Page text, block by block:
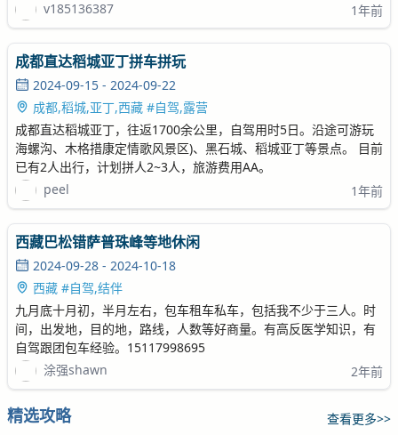
v185136387
1年前
成都直达稻城亚丁拼车拼玩
2024-09-15 - 2024-09-22
成都,稻城,亚丁,西藏 #自驾,露营
成都直达稻城亚丁，往返1700余公里，自驾用时5日。沿途可游玩
海螺沟、木格措康定情歌风景区)、黑石城、稻城亚丁等景点。 目前
已有2人出行，计划拼人2~3人，旅游费用AA。
peel
1年前
西藏巴松错萨普珠峰等地休闲
2024-09-28 - 2024-10-18
西藏 #自驾,结伴
九月底十月初，半月左右，包车租车私车，包括我不少于三人。时
间，出发地，目的地，路线，人数等好商量。有高反医学知识，有
自驾跟团包车经验。15117998695
涂强shawn
2年前
精选攻略
查看更多>>